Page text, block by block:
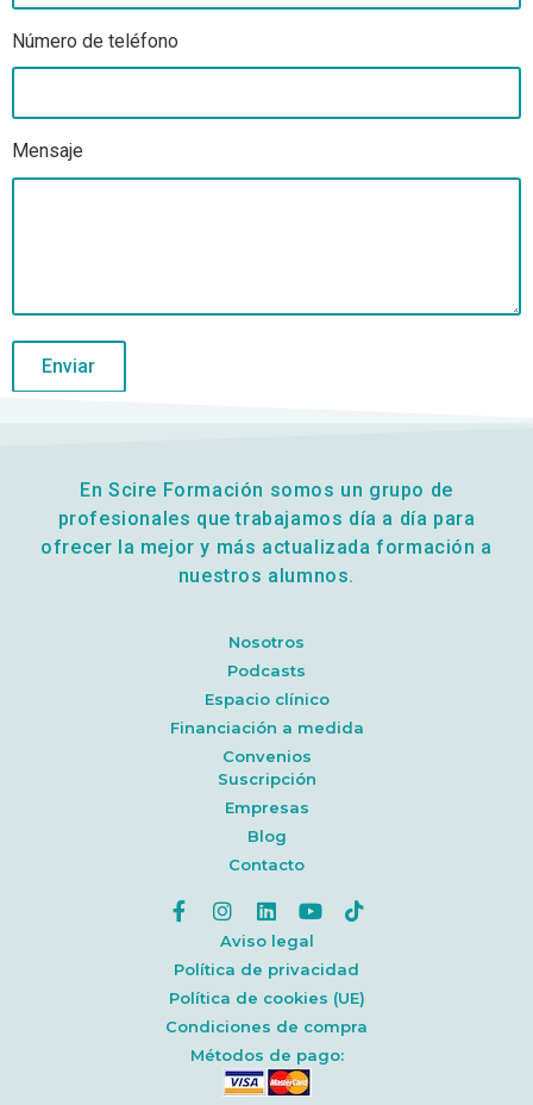
Número de teléfono
Mensaje
En Scire Formación somos un grupo de
profesionales que trabajamos día a día para
ofrecer la mejor y más actualizada formación a
nuestros alumnos.
Nosotros
Podcasts
Espacio clínico
Financiación a medida
Convenios
Suscripción
Empresas
Blog
Contacto
Aviso legal
Política de privacidad
Política de cookies (UE)
Condiciones de compra
Métodos de pago: